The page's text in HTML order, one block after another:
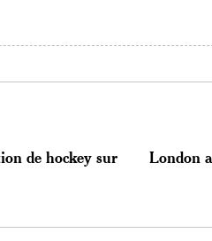
de hockey sur
London